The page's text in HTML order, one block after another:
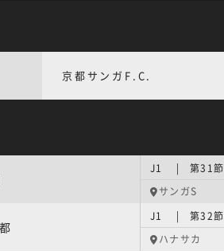
京都サンガF.C.
J1 | 第31節
サンガS
J1 | 第32節
ハナサカ